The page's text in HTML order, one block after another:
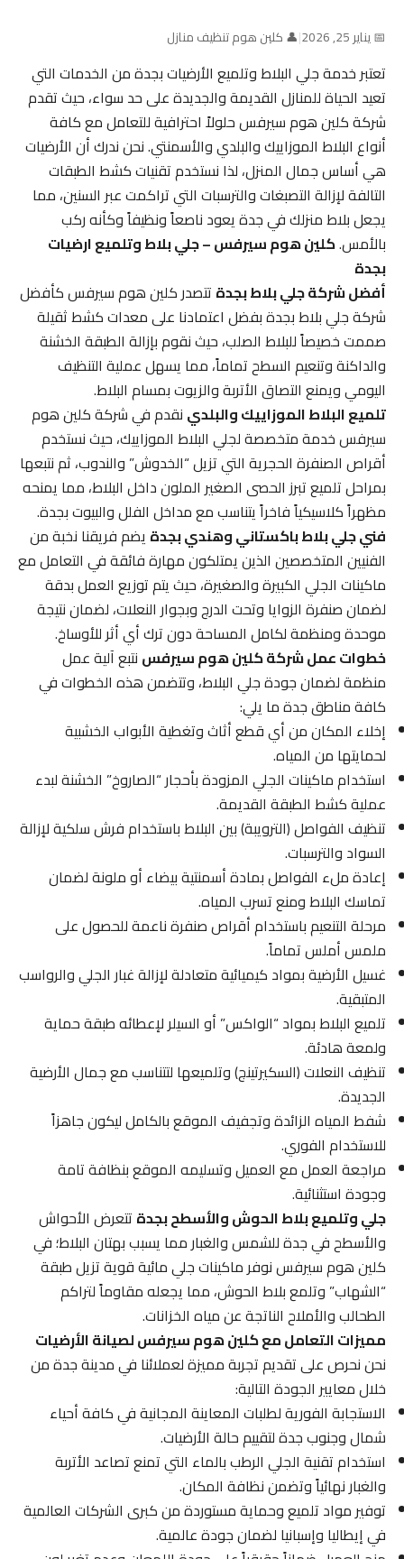
📅 يناير 25, 2026 |👤 كلين هوم تنظيف منازل
تعتبر خدمة جلي البلاط وتلميع الأرضيات بجدة من الخدمات التي
تعيد الحياة للمنازل القديمة والجديدة على حد سواء، حيث تقدم
شركة كلين هوم سيرفس حلولاً احترافية للتعامل مع كافة
أنواع البلاط الموزاييك والبلدي والأسمنتي. نحن ندرك أن الأرضيات
هي أساس جمال المنزل، لذا نستخدم تقنيات كشط الطبقات
التالفة لإزالة التصبغات والترسبات التي تراكمت عبر السنين، مما
يجعل بلاط منزلك في جدة يعود ناصعاً ونظيفاً وكأنه ركب
بالأمس.كلين هوم سيرفس – جلي بلاط وتلميع ارضيات
بجدة
أفضل شركة جلي بلاط بجدةتتصدر كلين هوم سيرفس كأفضل
شركة جلي بلاط بجدة بفضل اعتمادنا على معدات كشط ثقيلة
صممت خصيصاً للبلاط الصلب، حيث نقوم بإزالة الطبقة الخشنة
والداكنة وتنعيم السطح تماماً، مما يسهل عملية التنظيف
اليومي ويمنع التصاق الأتربة والزيوت بمسام البلاط.
تلميع البلاط الموزاييك والبلدينقدم في شركة كلين هوم
سيرفس خدمة متخصصة لجلي البلاط الموزاييك، حيث نستخدم
أقراص الصنفرة الحجرية التي تزيل “الخدوش” والندوب، ثم نتبعها
بمراحل تلميع تبرز الحصى الصغير الملون داخل البلاط، مما يمنحه
مظهراً كلاسيكياً فاخراً يتناسب مع مداخل الفلل والبيوت بجدة.
فني جلي بلاط باكستاني وهندي بجدةيضم فريقنا نخبة من
الفنيين المتخصصين الذين يمتلكون مهارة فائقة في التعامل مع
ماكينات الجلي الكبيرة والصغيرة، حيث يتم توزيع العمل بدقة
لضمان صنفرة الزوايا وتحت الدرج وبجوار النعلات، لضمان نتيجة
موحدة ومنظمة لكامل المساحة دون ترك أي أثر للأوساخ.
خطوات عمل شركة كلين هوم سيرفسنتبع آلية عمل
منظمة لضمان جودة جلي البلاط، وتتضمن هذه الخطوات في
كافة مناطق جدة ما يلي:
إخلاء المكان من أي قطع أثاث وتغطية الأبواب الخشبية
لحمايتها من المياه.
استخدام ماكينات الجلي المزودة بأحجار “الصاروخ” الخشنة لبدء
عملية كشط الطبقة القديمة.
تنظيف الفواصل (الترويبة) بين البلاط باستخدام فرش سلكية لإزالة
السواد والترسبات.
إعادة ملء الفواصل بمادة أسمنتية بيضاء أو ملونة لضمان
تماسك البلاط ومنع تسرب المياه.
مرحلة التنعيم باستخدام أقراص صنفرة ناعمة للحصول على
ملمس أملس تماماً.
غسيل الأرضية بمواد كيميائية متعادلة لإزالة غبار الجلي والرواسب
المتبقية.
تلميع البلاط بمواد “الواكس” أو السيلر لإعطائه طبقة حماية
ولمعة هادئة.
تنظيف النعلات (السكيرتينج) وتلميعها لتتناسب مع جمال الأرضية
الجديدة.
شفط المياه الزائدة وتجفيف الموقع بالكامل ليكون جاهزاً
للاستخدام الفوري.
مراجعة العمل مع العميل وتسليمه الموقع بنظافة تامة
وجودة استثنائية.
جلي وتلميع بلاط الحوش والأسطح بجدةتتعرض الأحواش
والأسطح في جدة للشمس والغبار مما يسبب بهتان البلاط؛ في
كلين هوم سيرفس نوفر ماكينات جلي مائية قوية تزيل طبقة
“الشهاب” وتلمع بلاط الحوش، مما يجعله مقاوماً لتراكم
الطحالب والأملاح الناتجة عن مياه الخزانات.
مميزات التعامل مع كلين هوم سيرفس لصيانة الأرضيات
نحن نحرص على تقديم تجربة مميزة لعملائنا في مدينة جدة من
خلال معايير الجودة التالية:
الاستجابة الفورية لطلبات المعاينة المجانية في كافة أحياء
شمال وجنوب جدة لتقييم حالة الأرضيات.
استخدام تقنية الجلي الرطب بالماء التي تمنع تصاعد الأتربة
والغبار نهائياً وتضمن نظافة المكان.
توفير مواد تلميع وحماية مستوردة من كبرى الشركات العالمية
في إيطاليا وإسبانيا لضمان جودة عالمية.